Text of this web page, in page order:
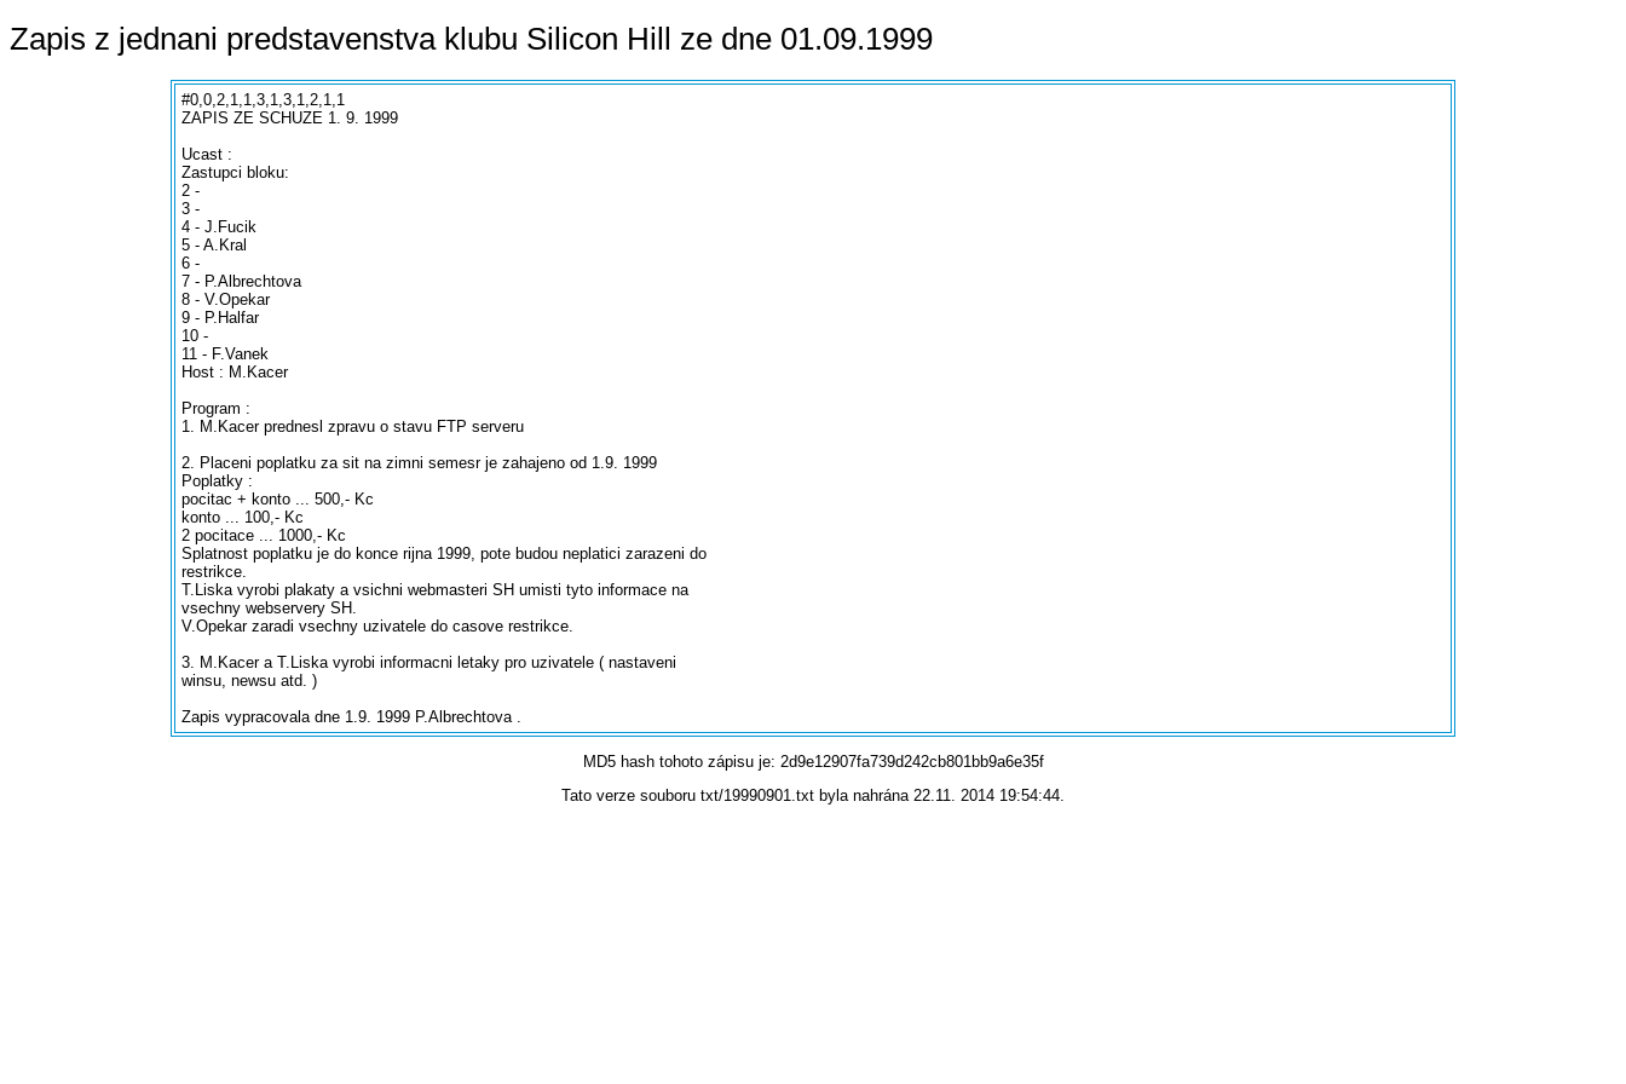
Zapis z jednani predstavenstva klubu Silicon Hill ze dne 01.09.1999
#0,0,2,1,1,3,1,3,1,2,1,1
ZAPIS ZE SCHUZE 1. 9. 1999
Ucast :
Zastupci bloku:
2 -
3 -
4 - J.Fucik
5 - A.Kral
6 -
7 - P.Albrechtova
8 - V.Opekar
9 - P.Halfar
10 -
11 - F.Vanek
Host : M.Kacer
Program :
1. M.Kacer prednesl zpravu o stavu FTP serveru
2. Placeni poplatku za sit na zimni semesr je zahajeno od 1.9. 1999
Poplatky :
pocitac + konto ... 500,- Kc
konto ... 100,- Kc
2 pocitace ... 1000,- Kc
Splatnost poplatku je do konce rijna 1999, pote budou neplatici zarazeni do
restrikce.
T.Liska vyrobi plakaty a vsichni webmasteri SH umisti tyto informace na
vsechny webservery SH.
V.Opekar zaradi vsechny uzivatele do casove restrikce.
3. M.Kacer a T.Liska vyrobi informacni letaky pro uzivatele ( nastaveni
winsu, newsu atd. )
Zapis vypracovala dne 1.9. 1999 P.Albrechtova .
MD5 hash tohoto zápisu je: 2d9e12907fa739d242cb801bb9a6e35f
Tato verze souboru txt/19990901.txt byla nahrána 22.11. 2014 19:54:44.